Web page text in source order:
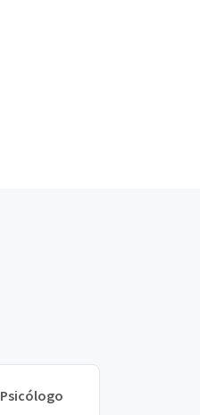
Psicólogo